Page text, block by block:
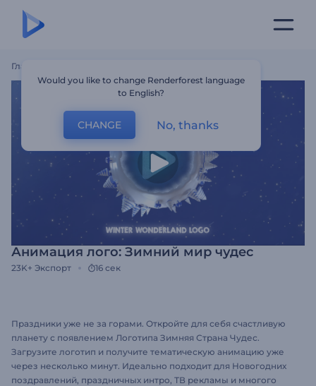
Главная
Анимация лого: Зимний мир чудес
23K+ Экспорт 16 сек
Праздники уже не за горами. Откройте для себя счастливую
планету с появлением Логотипа Зимняя Страна Чудес.
Загрузите логотип и получите тематическую анимацию уже
через несколько минут. Идеально подходит для Новогодних
поздравлений, праздничных интро, ТВ рекламы и многого
Would you like to change Renderforest language
to English?
CHANGE No, thanks